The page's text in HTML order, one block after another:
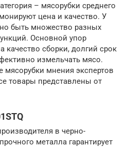
– мясорубки среднего
цена и качество. У
быть множество разных
Основной упор
качество сборки, долгий срок
измельчать мясо.
мнения экспертов
товары представлены от
в черно-
металла гарантирует